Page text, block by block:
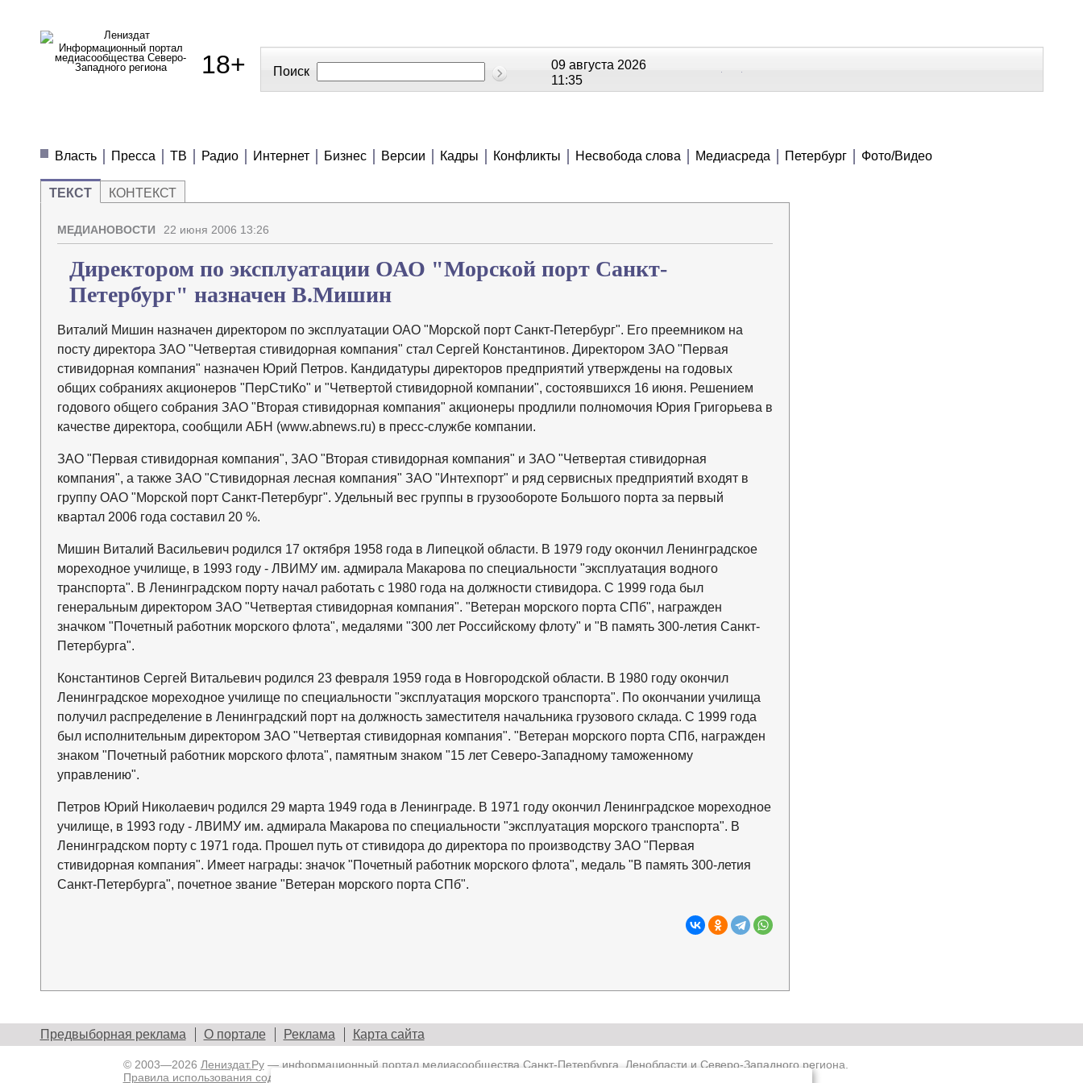
Информационный портал
медиасообщества Северо-
Западного региона
18+ Поиск
09 августа 2026
11:35
Власть
Пресса ТВ Радио Интернет Бизнес Версии Кадры Конфликты Несвобода слова Медиасреда Петербург Фото/Видео
ТЕКСТ КОНТЕКСТ
МЕДИАНОВОСТИ 22 июня 2006 13:26
Директором по эксплуатации ОАО "Морской порт Санкт-
Петербург" назначен В.Мишин
Виталий Мишин назначен директором по эксплуатации ОАО "Морской порт Санкт-Петербург". Его преемником на
посту директора ЗАО "Четвертая стивидорная компания" стал Сергей Константинов. Директором ЗАО "Первая
стивидорная компания" назначен Юрий Петров. Кандидатуры директоров предприятий утверждены на годовых
общих собраниях акционеров "ПерСтиКо" и "Четвертой стивидорной компании", состоявшихся 16 июня. Решением
годового общего собрания ЗАО "Вторая стивидорная компания" акционеры продлили полномочия Юрия Григорьева в
качестве директора, сообщили АБН (www.abnews.ru) в пресс-службе компании.
ЗАО "Первая стивидорная компания", ЗАО "Вторая стивидорная компания" и ЗАО "Четвертая стивидорная
компания", а также ЗАО "Стивидорная лесная компания" ЗАО "Интехпорт" и ряд сервисных предприятий входят в
группу ОАО "Морской порт Санкт-Петербург". Удельный вес группы в грузообороте Большого порта за первый
квартал 2006 года составил 20 %.
Мишин Виталий Васильевич родился 17 октября 1958 года в Липецкой области. В 1979 году окончил Ленинградское
мореходное училище, в 1993 году - ЛВИМУ им. адмирала Макарова по специальности "эксплуатация водного
транспорта". В Ленинградском порту начал работать с 1980 года на должности стивидора. С 1999 года был
генеральным директором ЗАО "Четвертая стивидорная компания". "Ветеран морского порта СПб", награжден
значком "Почетный работник морского флота", медалями "300 лет Российскому флоту" и "В память 300-летия Санкт-
Петербурга".
Константинов Сергей Витальевич родился 23 февраля 1959 года в Новгородской области. В 1980 году окончил
Ленинградское мореходное училище по специальности "эксплуатация морского транспорта". По окончании училища
получил распределение в Ленинградский порт на должность заместителя начальника грузового склада. С 1999 года
был исполнительным директором ЗАО "Четвертая стивидорная компания". "Ветеран морского порта СПб, награжден
знаком "Почетный работник морского флота", памятным знаком "15 лет Северо-Западному таможенному
управлению".
Петров Юрий Николаевич родился 29 марта 1949 года в Ленинграде. В 1971 году окончил Ленинградское мореходное
училище, в 1993 году - ЛВИМУ им. адмирала Макарова по специальности "эксплуатация морского транспорта". В
Ленинградском порту с 1971 года. Прошел путь от стивидора до директора по производству ЗАО "Первая
стивидорная компания". Имеет награды: значок "Почетный работник морского флота", медаль "В память 300-летия
Санкт-Петербурга", почетное звание "Ветеран морского порта СПб".
Предвыборная реклама О портале Реклама Карта сайта
© 2003—2026 Лениздат.Ру— информационный портал медиасообщества Санкт-Петербурга, Ленобласти и Северо-Западного региона.
Правила использования содержания сайта.